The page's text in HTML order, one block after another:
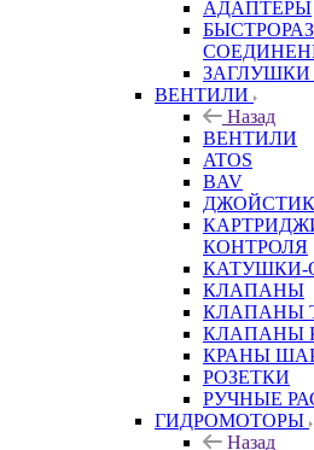
АДАПТЕРЫ
ЗАГЛУШКИ
ВЕНТИЛИ
Назад
ВЕНТИЛИ
ATOS
BAV
КОНТРОЛЯ
КАТУШКИ-
КЛАПАНЫ
КЛАПАНЫ
КЛАПАНЫ
КРАНЫ
РОЗЕТКИ
РУЧНЫЕ
ГИДРОМОТОРЫ
Назад